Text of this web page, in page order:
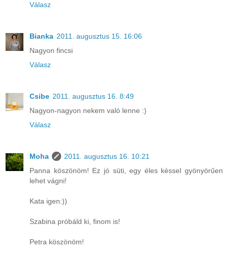
Válasz
Bianka 2011. augusztus 15. 16:06
Nagyon fincsi
Válasz
Csibe 2011. augusztus 16. 8:49
Nagyon-nagyon nekem való lenne :)
Válasz
Moha
2011. augusztus 16. 10:21
Panna köszönöm! Ez jó süti, egy éles késsel gyönyörűen
lehet vágni!
Kata igen:))
Szabina próbáld ki, finom is!
Petra köszönöm!